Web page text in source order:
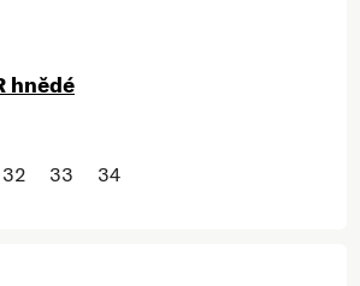
hnědé
32 33 34